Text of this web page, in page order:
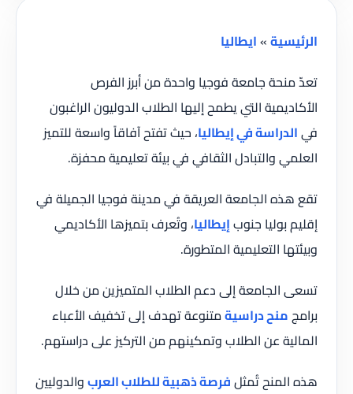
الرئيسية»ايطاليا
تعدّ منحة جامعة فوجيا واحدة من أبرز الفرص
الأكاديمية التي يطمح إليها الطلاب الدوليون الراغبون
فيالدراسة في إيطاليا، حيث تفتح آفاقاً واسعة للتميز
العلمي والتبادل الثقافي في بيئة تعليمية محفزة.
تقع هذه الجامعة العريقة في مدينة فوجيا الجميلة في
إقليم بوليا جنوبإيطاليا، وتُعرف بتميزها الأكاديمي
وبيئتها التعليمية المتطورة.
تسعى الجامعة إلى دعم الطلاب المتميزين من خلال
برامجمنح دراسيةمتنوعة تهدف إلى تخفيف الأعباء
المالية عن الطلاب وتمكينهم من التركيز على دراستهم.
هذه المنح تُمثلفرصة ذهبية للطلاب العربوالدوليين